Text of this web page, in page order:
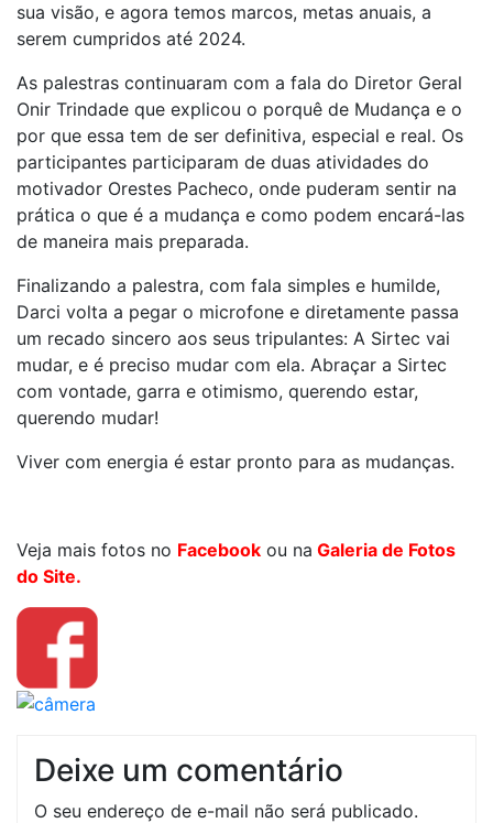
sua visão, e agora temos marcos, metas anuais, a
serem cumpridos até 2024.
As palestras continuaram com a fala do Diretor Geral
Onir Trindade que explicou o porquê de Mudança e o
por que essa tem de ser definitiva, especial e real. Os
participantes participaram de duas atividades do
motivador Orestes Pacheco, onde puderam sentir na
prática o que é a mudança e como podem encará-las
de maneira mais preparada.
Finalizando a palestra, com fala simples e humilde,
Darci volta a pegar o microfone e diretamente passa
um recado sincero aos seus tripulantes: A Sirtec vai
mudar, e é preciso mudar com ela. Abraçar a Sirtec
com vontade, garra e otimismo, querendo estar,
querendo mudar!
Viver com energia é estar pronto para as mudanças.
Veja mais fotos no Facebook ou na Galeria de Fotos
do Site.
Deixe um comentário
O seu endereço de e-mail não será publicado.